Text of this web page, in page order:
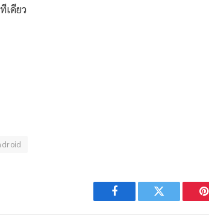
เดียว
Facebook Twitter